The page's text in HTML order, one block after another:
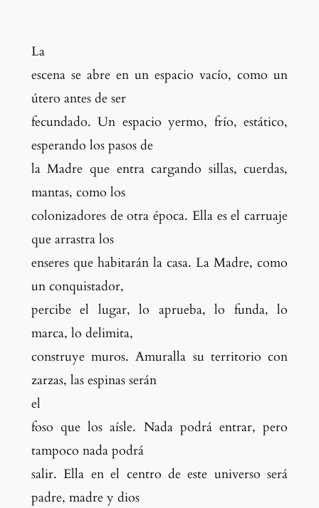
La
escena se abre en un espacio vacío, como un
útero antes de ser
fecundado. Un espacio yermo, frío, estático,
esperando los pasos de
la Madre que entra cargando sillas, cuerdas,
mantas, como los
colonizadores de otra época. Ella es el carruaje
que arrastra los
enseres que habitarán la casa. La Madre, como
un conquistador,
percibe el lugar, lo aprueba, lo funda, lo
marca, lo delimita,
construye muros. Amuralla su territorio con
zarzas, las espinas serán
el
foso que los aísle. Nada podrá entrar, pero
tampoco nada podrá
salir. Ella en el centro de este universo será
padre, madre y dios